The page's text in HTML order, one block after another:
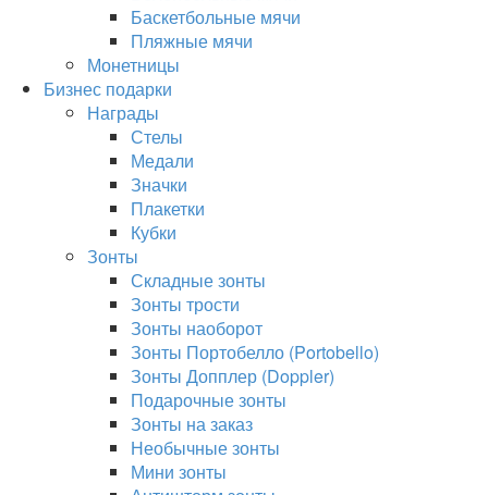
Баскетбольные мячи
Пляжные мячи
Монетницы
Бизнес подарки
Награды
Стелы
Медали
Значки
Плакетки
Кубки
Зонты
Складные зонты
Зонты трости
Зонты наоборот
Зонты Портобелло (Portobello)
Зонты Допплер (Doppler)
Подарочные зонты
Зонты на заказ
Необычные зонты
Мини зонты